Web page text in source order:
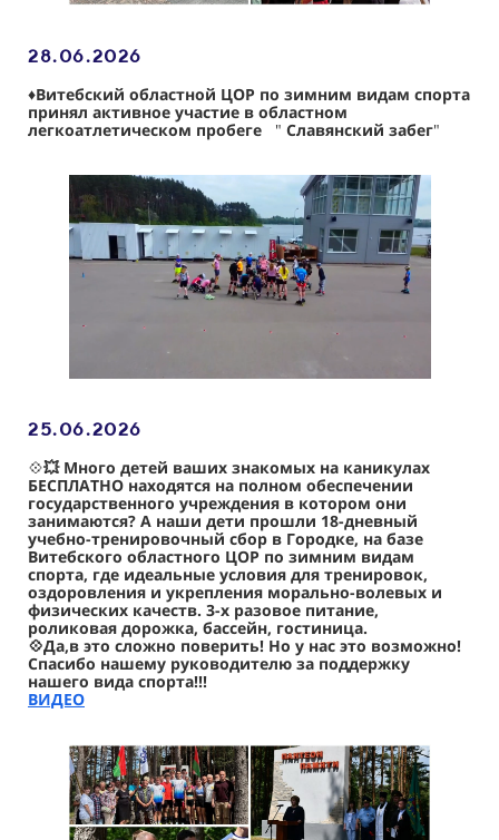
28.06.2026
♦️Витебский областной ЦОР по зимним видам спорта
принял активное участие в областном
легкоатлетическом пробеге
" Славянский забег"
25.06.2026
💠💥 Много детей ваших знакомых на каникулах
БЕСПЛАТНО находятся на полном обеспечении
государственного учреждения в котором они
занимаются? А наши дети прошли 18-дневный
учебно-тренировочный сбор в Городке, на базе
Витебского областного ЦОР по зимним видам
спорта, где идеальные условия для тренировок,
оздоровления и укрепления морально-волевых и
физических качеств. 3-х разовое питание,
роликовая дорожка, бассейн, гостиница.
💠Да,в это сложно поверить! Но у нас это возможно!
Спасибо нашему руководителю за поддержку
нашего вида спорта!!!
ВИДЕО